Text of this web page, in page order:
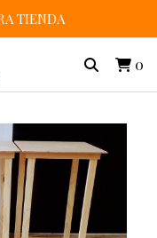
TIENDA
0